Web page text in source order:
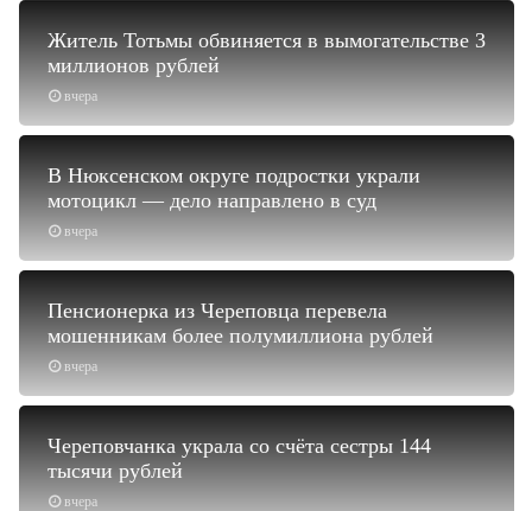
вчера
Житель Тотьмы обвиняется в вымогательстве 3
миллионов рублей
вчера
В Нюксенском округе подростки украли
мотоцикл — дело направлено в суд
вчера
Пенсионерка из Череповца перевела
мошенникам более полумиллиона рублей
вчера
Череповчанка украла со счёта сестры 144
тысячи рублей